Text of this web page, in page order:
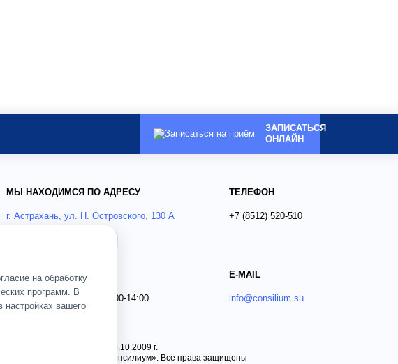
ЗАПИСАТЬСЯ
ОНЛАЙН
МЫ НАХОДИМСЯ ПО АДРЕСУ
г. Астрахань, ул. Н. Островского, 130 А
ТЕЛЕФОН
+7 (8512)520-510
РЕЖИМ РАБОТЫ
Пн-Сб 08:00-20:00; Вс 09:00-14:00
E-MAIL
info@consilium.su
ОГРН 1093017002583 от 15.10.2009 г.
© 2010 — 2026 Клиника «Консилиум». Все права защищены
на обработку
программ. В
настройках вашего